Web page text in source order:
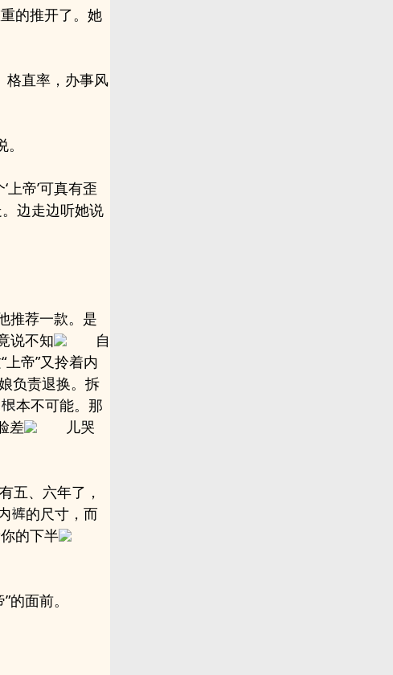
的推开了。她
格直率，办事风
帝’可真有歪
边走边听她说
推荐一款。是
说不知
自
帝”又拎着内
负责退换。拆
本不可能。那
差
儿哭
五、六年了，
的尺寸，而
的下半
面前。